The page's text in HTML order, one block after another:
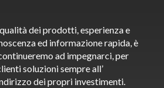
dei prodotti, esperienza e
ed informazione rapida, è
ad impegnarci, per
soluzioni sempre all’
dei propri investimenti.